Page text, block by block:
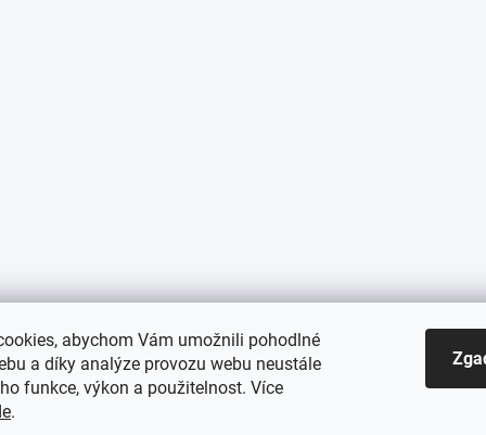
abychom Vám umožnili pohodlné
a díky analýze provozu webu neustále
funkce, výkon a použitelnost. Více
.